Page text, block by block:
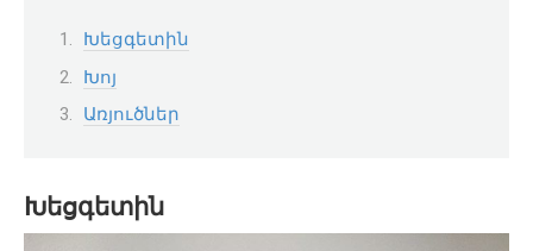
Խեցգետին
Խոյ
Առյուծներ
Խեցգետին